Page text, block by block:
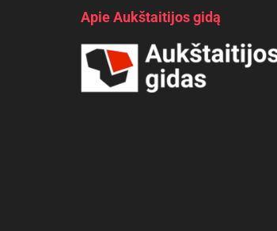
Apie Aukštaitijos gidą